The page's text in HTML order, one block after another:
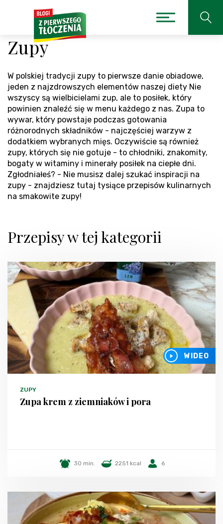
Zupy
W polskiej tradycji zupy to pierwsze danie obiadowe,
jeden z najzdrowszych elementów naszej diety Nie
wszyscy są wielbicielami zup, ale to posiłek, który
powinien znaleźć się w menu każdego z nas. Zupa to
wywar, który powstaje podczas gotowania
różnorodnych składników - najczęściej warzyw z
dodatkiem wybranych mięs. Oczywiście są również
zupy, których się nie gotuje - to chłodniki, znakomity,
bogaty w witaminy i minerały posiłek na ciepłe dni.
Zgłodniałeś? - Nie musisz dalej szukać inspiracji na
zupy - znajdziesz tutaj tysiące przepisów kulinarnych
na smakowite zupy!
Przepisy w tej kategorii
WIDEO
ZUPY
Zupa krem z ziemniaków i pora
30 min. 2251 kcal 6